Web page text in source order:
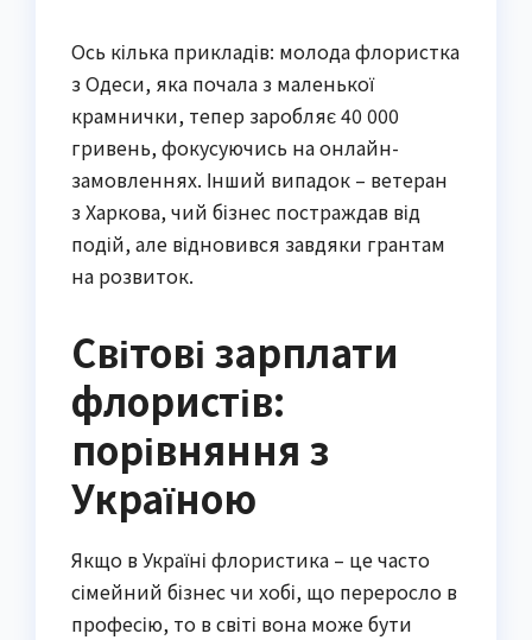
Ось кілька прикладів: молода флористка
з Одеси, яка почала з маленької
крамнички, тепер заробляє 40 000
гривень, фокусуючись на онлайн-
замовленнях. Інший випадок – ветеран
з Харкова, чий бізнес постраждав від
подій, але відновився завдяки грантам
на розвиток.
Світові зарплати
флористів:
порівняння з
Україною
Якщо в Україні флористика – це часто
сімейний бізнес чи хобі, що переросло в
професію, то в світі вона може бути